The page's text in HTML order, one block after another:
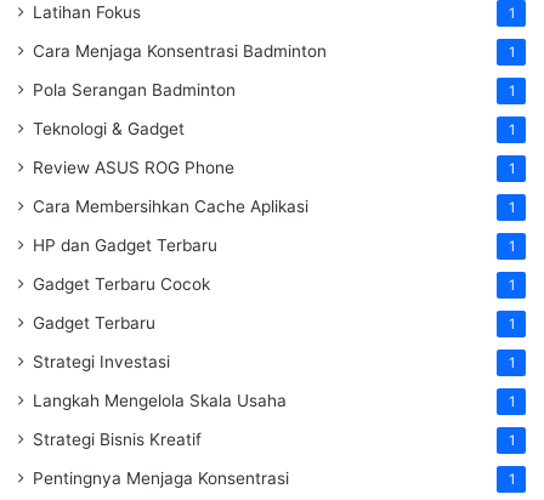
Latihan Fokus 1
Cara Menjaga Konsentrasi Badminton 1
Pola Serangan Badminton 1
Teknologi & Gadget 1
Review ASUS ROG Phone 1
Cara Membersihkan Cache Aplikasi 1
HP dan Gadget Terbaru 1
Gadget Terbaru Cocok 1
Gadget Terbaru 1
Strategi Investasi 1
Langkah Mengelola Skala Usaha 1
Strategi Bisnis Kreatif 1
Pentingnya Menjaga Konsentrasi 1